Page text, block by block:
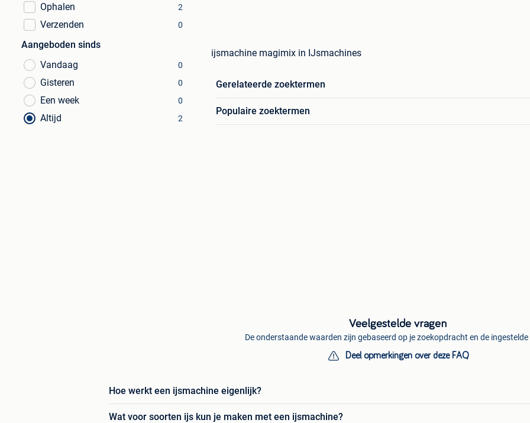
Ophalen
2
Verzenden 0
Aangeboden sinds
Vandaag
0
Gisteren 0
Een week 0
Altijd 2
ijsmachine magimix in IJsmachines
Gerelateerde zoektermen
Populaire zoektermen
Veelgestelde vragen
De onderstaande waarden zijn gebaseerd op je zoekopdracht en de
Deel opmerkingen over deze FAQ
Hoe werkt een ijsmachine eigenlijk?
Wat voor soorten ijs kun je maken met een ijsmachine?